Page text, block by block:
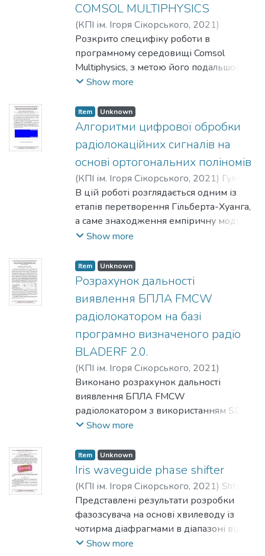
COMSOL MULTIPHYSICS
(КПІ ім. Ігоря Сікорського, 2021)
Гончарук, А. В.;Савченко, І. О.;
Адаменко, Ю. Ф.
Розкрито специфіку роботи в
програмному середовищі Comsol
Multiphysics, з метою його подальшого
використання для моделювання
артеріального тиску.
Show more
Item Unknown
Алгоритми цифрової обробки
радіолокаційних сигналів на
основі ортогональних поліномів
(КПІ ім. Ігоря Сікорського, 2021) Гуліч, Є.
Д.;Чмельов, В. О.
В цій роботі розглядається одним із
етапів перетворення Гільберта-Хуанга,
а саме знаходження емпіричну моду.
Основною задачею є вивчення
порівняння його з іншими частотно-
часовими методами аналізу сигналів.
Show more
Item Unknown
Розрахунок дальності
виявлення БПЛА FMCW
радіолокатором на базі
програмно визначеного радіо
BLADERF 2.0.
(КПІ ім. Ігоря Сікорського, 2021)
Неуймін, О. С.;Маленчик, Т. В.
Виконано розрахунок дальності
виявлення БПЛА FMCW
радіолокатором з використанням SDR
BladeRF 2.0 та його модулів.
Show more
Item Unknown
Iris waveguide phase shifter
(КПІ ім. Ігоря Сікорського, 2021) Shtyk, T.
V.;Savenchuk, T. V.;Kornieva, O. A.;Piltyay,
S. І.;Bulashenko, A. V.
Представлені результати розробки
фазозсувача на основі хвилеводу із
чотирма діафрагмами в діапазоні від
10.7 ГГЦ до 12.8 ГГц.
Show more